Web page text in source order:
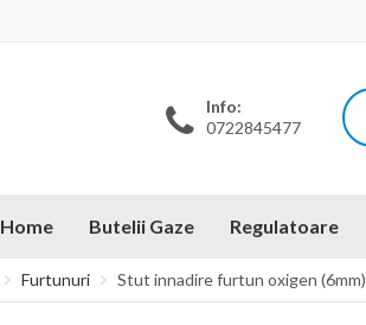
Info:
0722845477
Home Butelii Gaze Regulatoare
Furtunuri Stut innadire furtun oxigen (6mm)